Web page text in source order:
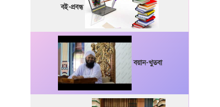
বই-প্রবন্ধ
বয়ান-খুতবা